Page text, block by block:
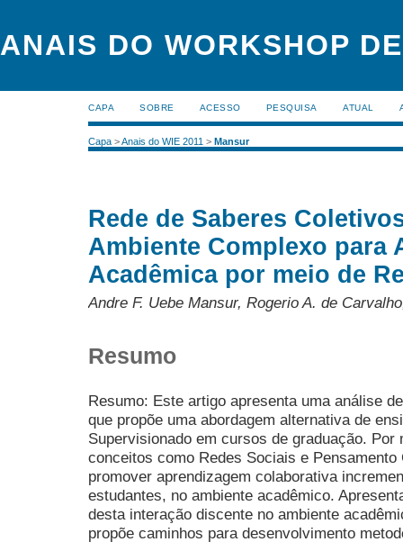
ANAIS DO WORKSHOP
CAPA SOBRE ACESSO PESQUISA ATUAL
Capa >Anais do WIE 2011 > Mansur
Rede de Saberes
Ambiente Complexo para
Acadêmica por meio de
Andre F. Uebe Mansur, Rogerio A. de
Resumo
Resumo: Este artigo apresenta uma análise
que propõe uma abordagem alternativa de
Supervisionado em cursos de graduação. Por
conceitos como Redes Sociais e
promover aprendizagem colaborativa
estudantes, no ambiente acadêmico.
desta interação discente no ambiente
propõe caminhos para desenvolvimento